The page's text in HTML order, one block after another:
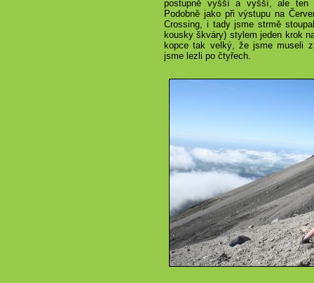
postupně vyšší a vyšší, ale ten
Podobně jako při výstupu na
Crossing, i tady jsme strmě
kousky škváry) stylem jeden krok
kopce tak velký, že jsme museli
jsme lezli po čtyřech.